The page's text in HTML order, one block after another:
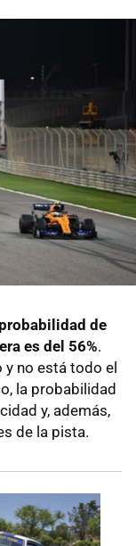
de
es del 56%.
y no está todo el
la probabilidad
y, además,
de la pista.